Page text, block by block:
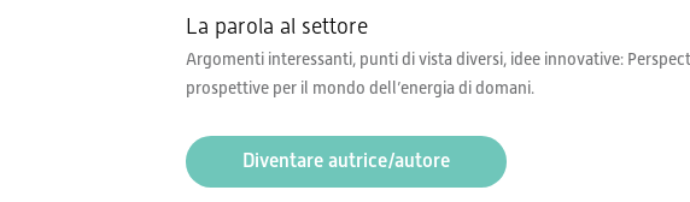
La parola al settore
Argomenti interessanti, punti di vista diversi, idee innovative:
prospettive per il mondo dell’energia di domani.
Diventare autrice/autore